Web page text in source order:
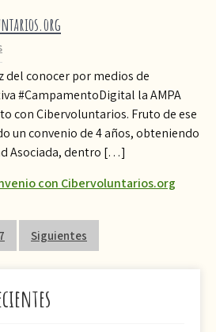
del conocer por medios de
#CampamentoDigital la AMPA
con Cibervoluntarios. Fruto de ese
un convenio de 4 años, obteniendo
Asociada, dentro […]
con Cibervoluntarios.org
Siguientes